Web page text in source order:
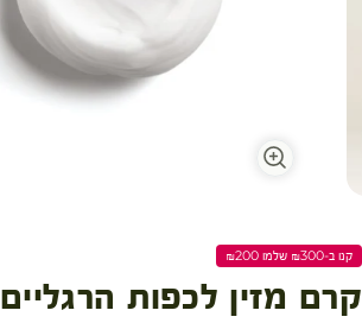
קנו ב-₪300 שלמו ₪200
קרם מזין לכפות הרגליים